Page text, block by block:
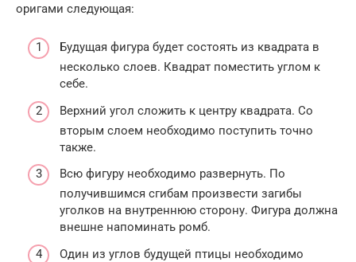
оригами следующая:
Будущая фигура будет состоять из квадрата в
несколько слоев. Квадрат поместить углом к
себе.
Верхний угол сложить к центру квадрата. Со
вторым слоем необходимо поступить точно
также.
Всю фигуру необходимо развернуть. По
получившимся сгибам произвести загибы
уголков на внутреннюю сторону. Фигура должна
внешне напоминать ромб.
Один из углов будущей птицы необходимо